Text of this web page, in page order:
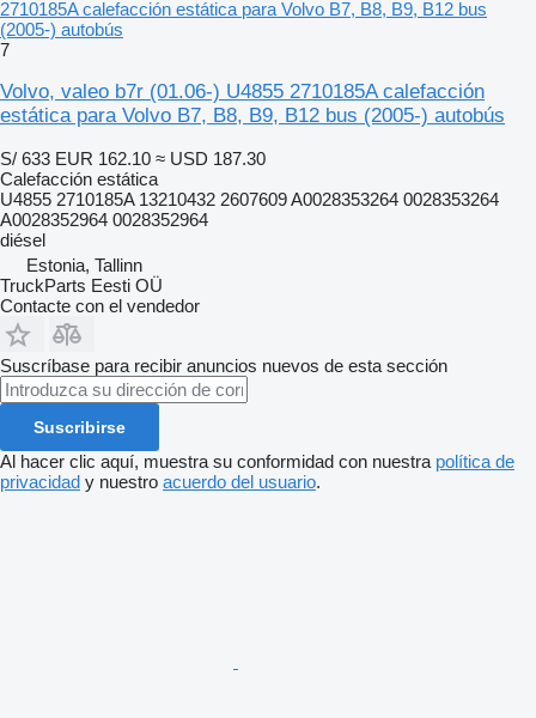
2710185A calefacción estática para Volvo B7, B8, B9, B12 bus
(2005-) autobús
7
Volvo, valeo b7r (01.06-) U4855 2710185A calefacción
estática para Volvo B7, B8, B9, B12 bus (2005-) autobús
S/ 633 EUR 162.10 ≈ USD 187.30
Calefacción estática
U4855 2710185A 13210432 2607609 A0028353264 0028353264
A0028352964 0028352964
diésel
Estonia, Tallinn
TruckParts Eesti OÜ
Contacte con el vendedor
Suscríbase para recibir anuncios nuevos de esta sección
Suscribirse
Al hacer clic aquí, muestra su conformidad con nuestra política de
privacidad y nuestro acuerdo del usuario.